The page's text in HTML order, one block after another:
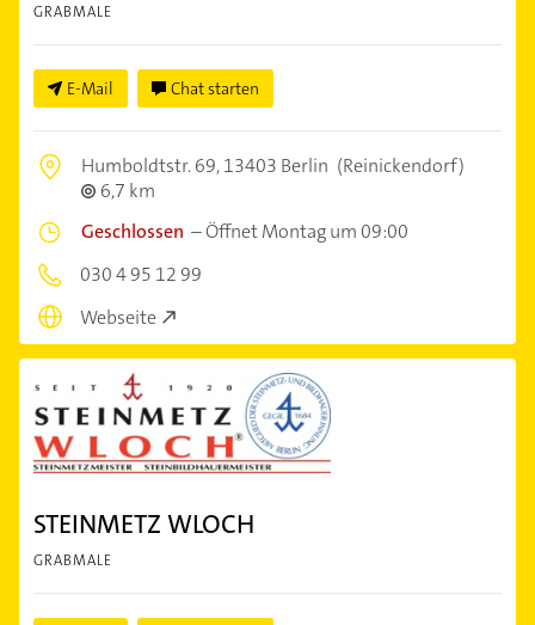
GRABMALE
E-Mail Chat starten
Humboldtstr. 69,13403 Berlin (Reinickendorf)
6,7 km
Geschlossen –Öffnet Montag um 09:00
030 4 95 12 99
Webseite
STEINMETZ WLOCH
GRABMALE